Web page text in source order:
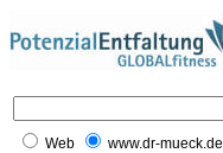
Web www.dr-mueck.de